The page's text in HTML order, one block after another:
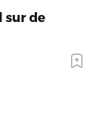
sur de